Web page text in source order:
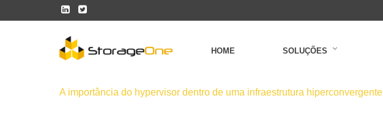
HOME SOLUÇÕES
A importância do hypervisor dentro de uma infraestrutura hiperconvergente